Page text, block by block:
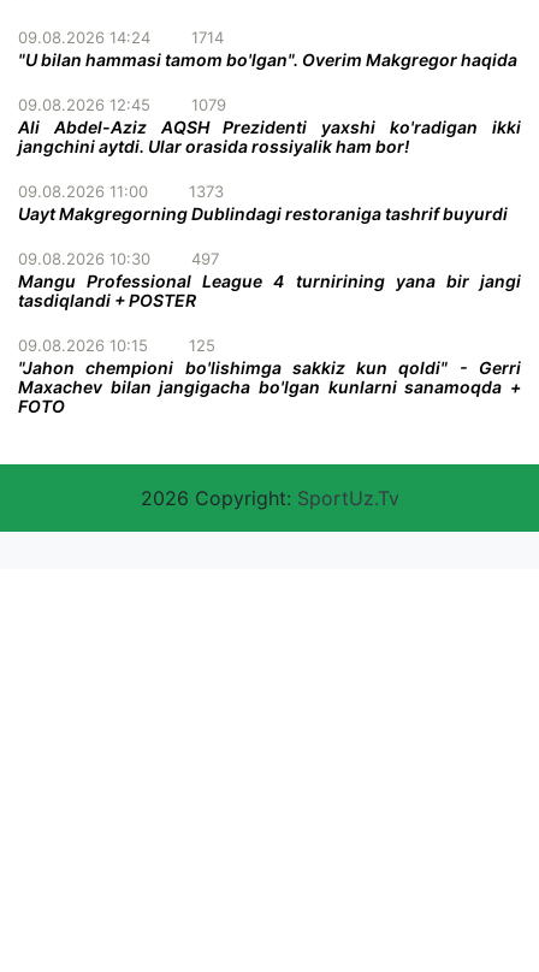
09.08.2026 14:24 1714
"U bilan hammasi tamom bo'lgan". Overim Makgregor haqida
09.08.2026 12:45 1079
Ali Abdel-Aziz AQSH Prezidenti yaxshi ko'radigan ikki
jangchini aytdi. Ular orasida rossiyalik ham bor!
09.08.2026 11:00 1373
Uayt Makgregorning Dublindagi restoraniga tashrif buyurdi
09.08.2026 10:30 497
Mangu Professional League 4 turnirining yana bir jangi
tasdiqlandi + POSTER
09.08.2026 10:15 125
"Jahon chempioni bo'lishimga sakkiz kun qoldi" - Gerri
Maxachev bilan jangigacha bo'lgan kunlarni sanamoqda +
FOTO
2026 Copyright: SportUz.Tv